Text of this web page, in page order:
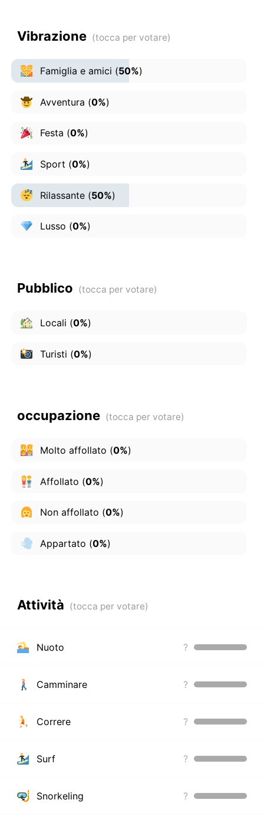
Vibrazione
Famiglia e amici (50%)
Avventura (0%)
Festa (0%)
Sport (0%)
Rilassante(50%)
Lusso (0%)
Pubblico
Locali (0%)
Turisti (0%)
occupazione
Molto affollato (0%)
Affollato (0%)
Non affollato (0%)
Appartato (0%)
Attività
Nuoto ?
Camminare ?
Correre ?
Surf ?
Snorkeling ?